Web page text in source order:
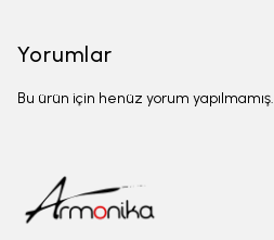
Yorumlar
Bu ürün için henüz yorum yapılmamış.